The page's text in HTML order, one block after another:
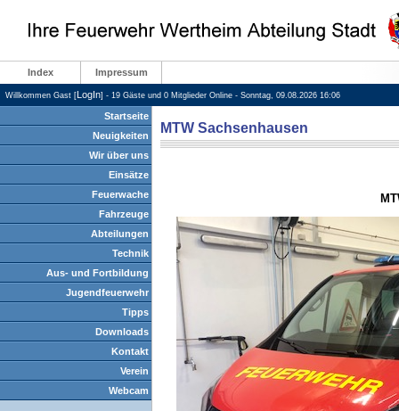
Index Impressum
Willkommen Gast [LogIn] - 19 Gäste und 0 Mitglieder Online - Sonntag, 09.08.2026 16:06
Startseite
Neuigkeiten
Wir über uns
Einsätze
Feuerwache
Fahrzeuge
Abteilungen
Technik
Aus- und Fortbildung
Jugendfeuerwehr
Tipps
Downloads
Kontakt
Verein
Webcam
MTW Sachsenhausen